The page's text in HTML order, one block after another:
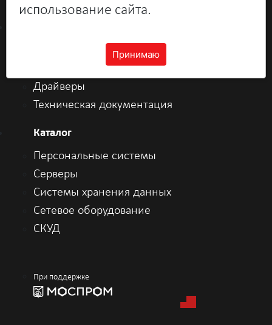
Персональный сервисный
Драйверы
Техническая документация
Каталог
Персональные системы
Серверы
Системы хранения данных
Сетевое оборудование
СКУД
При поддержке
использование сайта.
Принимаю